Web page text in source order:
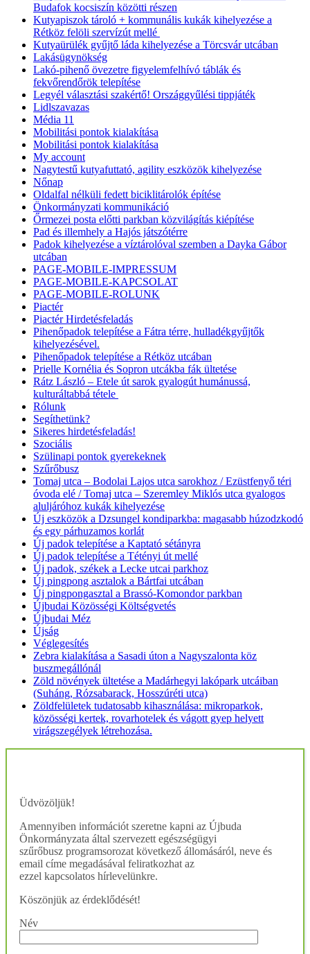
Budafok kocsiszín közötti részen
Kutyapiszok tároló + kommunális kukák kihelyezése a
Rétköz felöli szervízút mellé
Kutyaürülék gyűjtő láda kihelyezése a Törcsvár utcában
Lakásügynökség
Lakó-pihenő övezetre figyelemfelhívó táblák és
fekvőrendőrök telepítése
Legyél választási szakértő! Országgyűlési tippjáték
Lidlszavazas
Média 11
Mobilitási pontok kialakítása
Mobilitási pontok kialakítása
My account
Nagytestű kutyafuttató, agility eszközök kihelyezése
Nőnap
Oldalfal nélküli fedett biciklitárolók építése
Önkormányzati kommunikáció
Őrmezei posta előtti parkban közvilágítás kiépítése
Pad és illemhely a Hajós játszótérre
Padok kihelyezése a víztárolóval szemben a Dayka Gábor
utcában
PAGE-MOBILE-IMPRESSUM
PAGE-MOBILE-KAPCSOLAT
PAGE-MOBILE-ROLUNK
Piactér
Piactér Hirdetésfeladás
Pihenőpadok telepítése a Fátra térre, hulladékgyűjtők
kihelyezésével.
Pihenőpadok telepítése a Rétköz utcában
Prielle Kornélia és Sopron utcákba fák ültetése
Rátz László – Etele út sarok gyalogút humánussá,
kulturáltabbá tétele
Rólunk
Segíthetünk?
Sikeres hirdetésfeladás!
Szociális
Szülinapi pontok gyerekeknek
Szűrőbusz
Tomaj utca – Bodolai Lajos utca sarokhoz / Ezüstfenyő téri
óvoda elé / Tomaj utca – Szeremley Miklós utca gyalogos
aluljáróhoz kukák kihelyezése
Új eszközök a Dzsungel kondiparkba: magasabb húzodzkodó
és egy párhuzamos korlát
Új padok telepítése a Kaptató sétányra
Új padok telepítése a Tétényi út mellé
Új padok, székek a Lecke utcai parkhoz
Új pingpong asztalok a Bártfai utcában
Új pingpongasztal a Brassó-Komondor parkban
Újbudai Közösségi Költségvetés
Újbudai Méz
Újság
Véglegesítés
Zebra kialakítása a Sasadi úton a Nagyszalonta köz
buszmegállónál
Zöld növények ültetése a Madárhegyi lakópark utcáiban
(Suháng, Rózsabarack, Hosszúréti utca)
Zöldfelületek tudatosabb kihasználása: mikroparkok,
közösségi kertek, rovarhotelek és vágott gyep helyett
virágszegélyek létrehozása.
Üdvözöljük!
Amennyiben információt szeretne kapni az Újbuda
Önkormányzata által szervezett egészségügyi
szűrőbusz programsorozat következő állomásáról, neve és
email címe megadásával feliratkozhat az
ezzel kapcsolatos hírlevelünkre.
Köszönjük az érdeklődését!
Név